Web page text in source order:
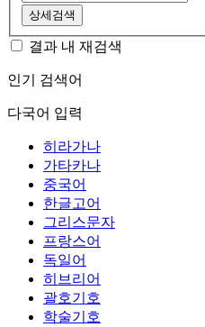
상세검색
결과 내 재검색
인기 검색어
다국어 입력
히라가나
가타카나
중국어
한글고어
그리스문자
프랑스어
독일어
히브리어
괄호기호
학술기호